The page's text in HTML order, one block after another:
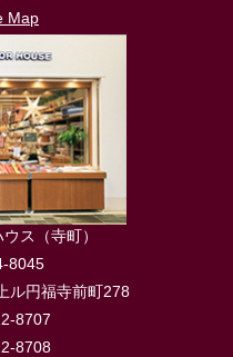
Map
ス（寺町）
8045
ル円福寺前町278
8707
8708